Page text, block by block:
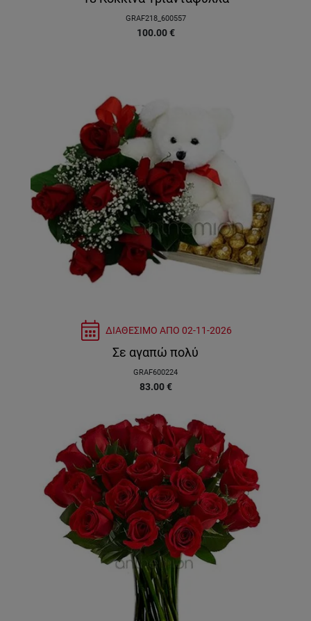
GRAF218_600557
100.00 €
ΔΙΑΘΕΣΙΜΟ ΑΠΟ 02-11-2026
Σε αγαπώ πολύ
GRAF600224
83.00 €